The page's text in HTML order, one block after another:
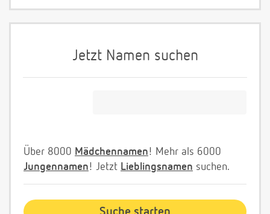
Jetzt Namen suchen
Über 8000 Mädchennamen! Mehr als 6000
Jungennamen! Jetzt Lieblingsnamen suchen.